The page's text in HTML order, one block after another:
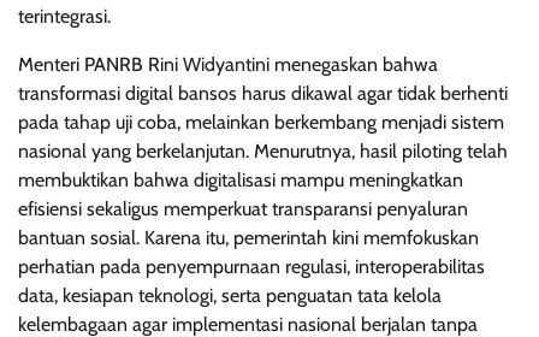
terintegrasi.
Menteri PANRB Rini Widyantini menegaskan bahwa
transformasi digital bansos harus dikawal agar tidak berhenti
pada tahap uji coba, melainkan berkembang menjadi sistem
nasional yang berkelanjutan. Menurutnya, hasil piloting telah
membuktikan bahwa digitalisasi mampu meningkatkan
efisiensi sekaligus memperkuat transparansi penyaluran
bantuan sosial. Karena itu, pemerintah kini memfokuskan
perhatian pada penyempurnaan regulasi, interoperabilitas
data, kesiapan teknologi, serta penguatan tata kelola
kelembagaan agar implementasi nasional berjalan tanpa